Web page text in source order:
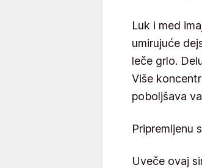
Luk i med
umirujuće
leče grlo.
Više
poboljšava
Pripremljenu
Uveče ovaj